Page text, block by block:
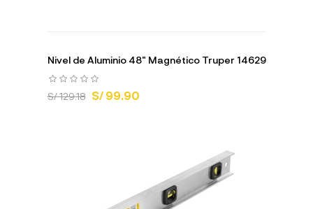
Nivel de Aluminio 48" Magnético Truper 14629
S/ 129.18 S/ 99.90